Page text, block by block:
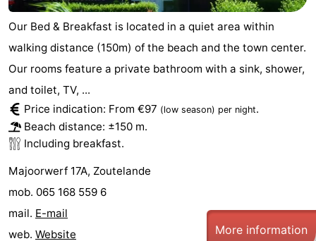
Our Bed & Breakfast is located in a quiet area within
walking distance (150m) of the beach and the town center.
Our rooms feature a private bathroom with a sink, shower,
and toilet, TV, ...
Price indication: From €97 (low season) per night.
Beach distance: ±150 m.
Including breakfast.
Majoorwerf 17A, Zoutelande
mob. 065 168 559 6
mail. E-mail
web. Website More information